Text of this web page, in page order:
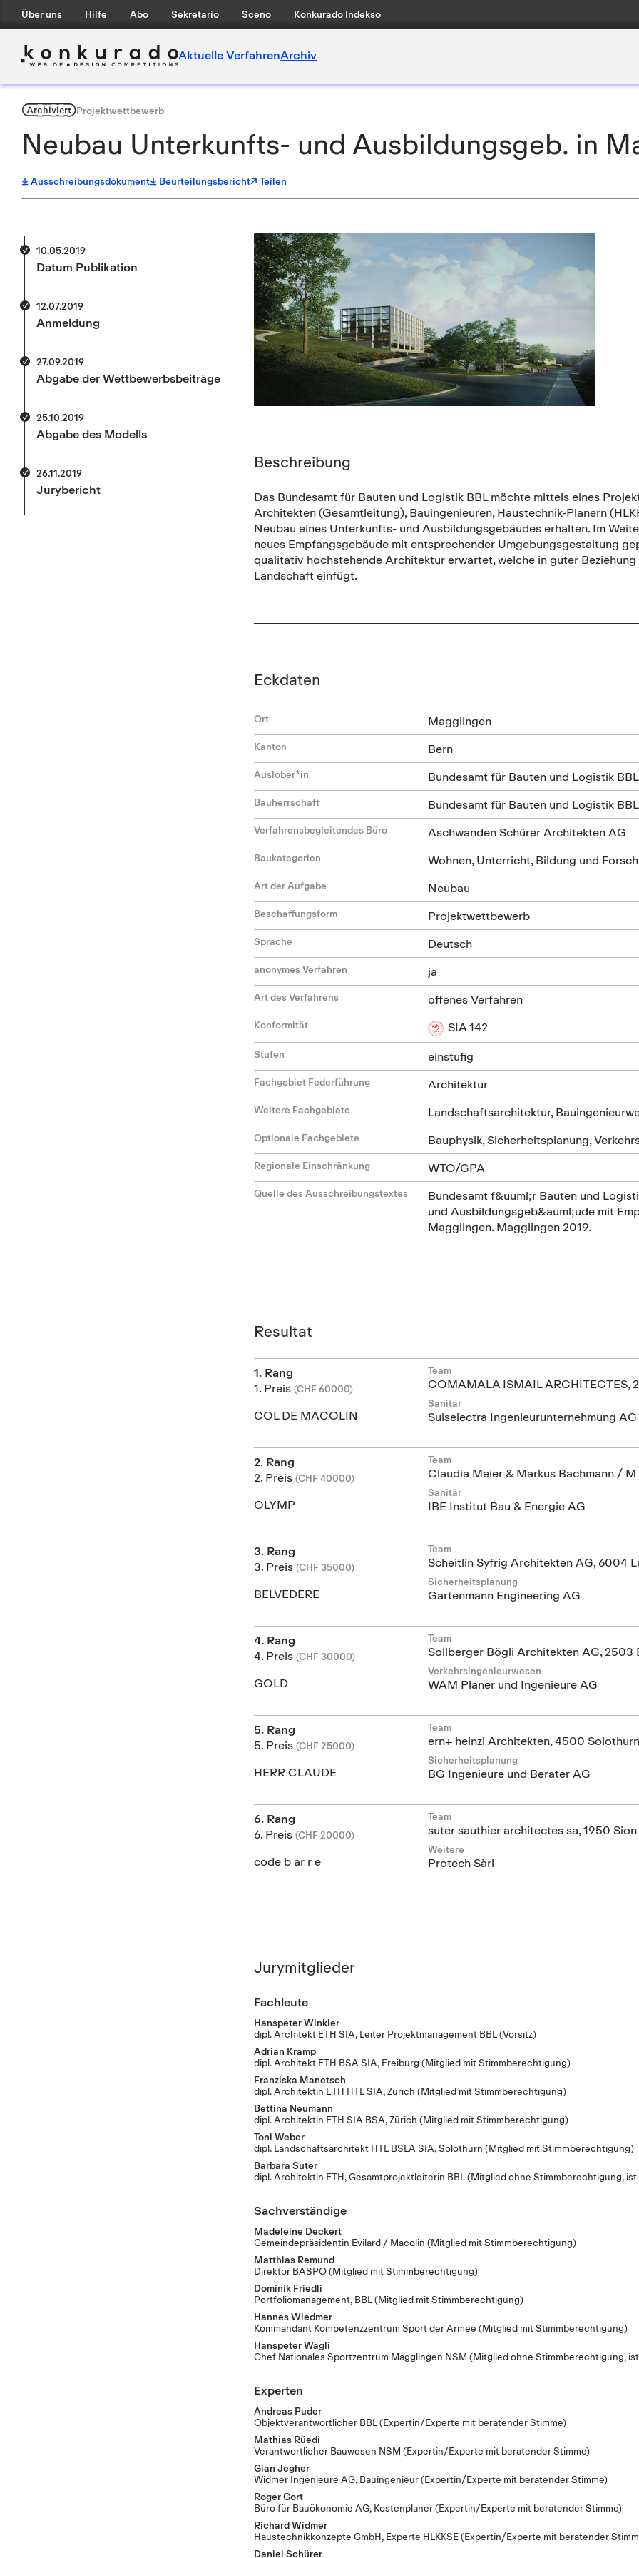
Über uns Hilfe Abo Sekretario Sceno Konkurado Indekso
Aktuelle VerfahrenArchiv
ArchiviertProjektwettbewerb
Neubau Unterkunfts- und Ausbildungsgeb. in
Ausschreibungsdokument Beurteilungsbericht↗ Teilen
10.05.2019
Datum Publikation
12.07.2019
Anmeldung
27.09.2019
Abgabe der Wettbewerbsbeiträge
25.10.2019
Abgabe des Modells
26.11.2019
Jurybericht
Beschreibung
Das Bundesamt für Bauten und Logistik BBL möchte mittels eines
Architekten (Gesamtleitung), Bauingenieuren, Haustechnik-Planern
Neubau eines Unterkunfts- und Ausbildungsgebäudes erhalten. Im
neues Empfangsgebäude mit entsprechender Umgebungsgestaltung
qualitativ hochstehende Architektur erwartet, welche in guter
Landschaft einfügt.
Eckdaten
Ort Magglingen
Kanton Bern
Auslober*in Bundesamt für Bauten und Logistik BBL
Bauherrschaft Bundesamt für Bauten und Logistik BBL
Verfahrensbegleitendes Büro Aschwanden Schürer Architekten AG
Baukategorien Wohnen, Unterricht, Bildung und
Art der Aufgabe Neubau
Beschaffungsform Projektwettbewerb
Sprache Deutsch
anonymes Verfahren ja
Art des Verfahrens offenes Verfahren
Konformität SIA 142
Stufen einstufig
Fachgebiet Federführung Architektur
Weitere Fachgebiete Landschaftsarchitektur,
Optionale Fachgebiete Bauphysik, Sicherheitsplanung,
Regionale Einschränkung WTO/GPA
Quelle des Ausschreibungstextes
Bundesamt f&uuml;r Bauten und
und Ausbildungsgeb&auml;ude mit
Magglingen. Magglingen 2019.
Resultat
1. Rang
1. Preis (CHF 60000)
COL DE MACOLIN
Team
COMAMALA ISMAIL ARCHITECTES,
Sanitär
Suiselectra Ingenieurunternehmung AG
2. Rang
2. Preis (CHF 40000)
OLYMP
Team
Claudia Meier & Markus Bachmann /
Sanitär
IBE Institut Bau & Energie AG
3. Rang
3. Preis (CHF 35000)
BELVÉDÈRE
Team
Scheitlin Syfrig Architekten AG, 6004
Sicherheitsplanung
Gartenmann Engineering AG
4. Rang
4. Preis (CHF 30000)
GOLD
Team
Sollberger Bögli Architekten AG, 2503
Verkehrsingenieurwesen
WAM Planer und Ingenieure AG
5. Rang
5. Preis (CHF 25000)
HERR CLAUDE
Team
ern+ heinzl Architekten, 4500 Solothurn
Sicherheitsplanung
BG Ingenieure und Berater AG
6. Rang
6. Preis (CHF 20000)
code b ar r e
Team
suter sauthier architectes sa, 1950 Sion
Weitere
Protech Sàrl
Jurymitglieder
Fachleute
Hanspeter Winkler
dipl. Architekt ETH SIA, Leiter Projektmanagement BBL(Vorsitz)
Adrian Kramp
dipl. Architekt ETH BSA SIA, Freiburg (Mitglied mit Stimmberechtigung)
Franziska Manetsch
dipl. Architektin ETH HTL SIA, Zürich (Mitglied mit Stimmberechtigung)
Bettina Neumann
dipl. Architektin ETH SIA BSA, Zürich (Mitglied mit Stimmberechtigung)
Toni Weber
dipl. Landschaftsarchitekt HTL BSLA SIA, Solothurn (Mitglied mit Stimmberechtigung)
Barbara Suter
dipl. Architektin ETH, Gesamtprojektleiterin BBL(Mitglied ohne Stimmberechtigung, ist
Sachverständige
Madeleine Deckert
Gemeindepräsidentin Evilard / Macolin (Mitglied mit Stimmberechtigung)
Matthias Remund
Direktor BASPO(Mitglied mit Stimmberechtigung)
Dominik Friedli
Portfoliomanagement, BBL(Mitglied mit Stimmberechtigung)
Hannes Wiedmer
Kommandant Kompetenzzentrum Sport der Armee (Mitglied mit Stimmberechtigung)
Hanspeter Wägli
Chef Nationales Sportzentrum Magglingen NSM (Mitglied ohne Stimmberechtigung,
Experten
Andreas Puder
Objektverantwortlicher BBL(Expertin/Experte mit beratender Stimme)
Mathias Rüedi
Verantwortlicher Bauwesen NSM (Expertin/Experte mit beratender Stimme)
Gian Jegher
Widmer Ingenieure AG, Bauingenieur(Expertin/Experte mit beratender Stimme)
Roger Gort
Büro für Bauökonomie AG, Kostenplaner(Expertin/Experte mit beratender Stimme)
Richard Widmer
Haustechnikkonzepte GmbH, Experte HLKKSE(Expertin/Experte mit beratender
Daniel Schürer